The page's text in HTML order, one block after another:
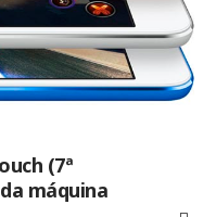
(7ª
máquina